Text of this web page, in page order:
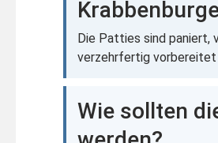
Die Patties sind paniert,
verzehrfertig
Wie sollten